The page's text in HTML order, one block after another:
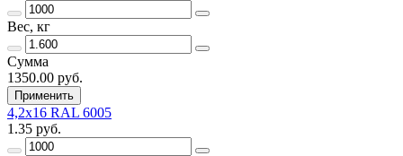
Вес, кг
Сумма
1350.00 руб.
Применить
4,2х16 RAL 6005
1.35 руб.